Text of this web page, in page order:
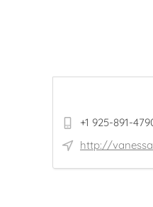
+1 925-891-
http://